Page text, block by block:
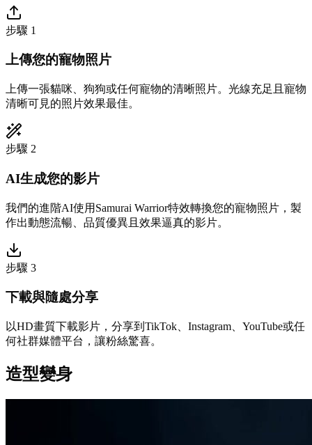
步驟 1
上傳您的寵物照片
上傳一張貓咪、狗狗或任何寵物的清晰照片。光線充足且寵物
清晰可見的照片效果最佳。
步驟 2
AI生成您的影片
我們的進階AI使用Samurai Warrior特效轉換您的寵物照片，製
作出動態流暢、品質優異且效果逼真的影片。
步驟 3
下載與隨處分享
以HD畫質下載影片，分享到TikTok、Instagram、YouTube或任
何社群媒體平台，讓粉絲驚喜。
造型變身